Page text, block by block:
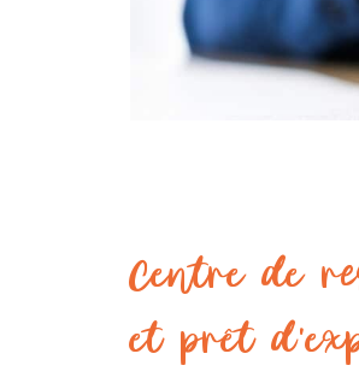
Centre de
et prêt